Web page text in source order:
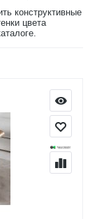
конструктивные
цвета